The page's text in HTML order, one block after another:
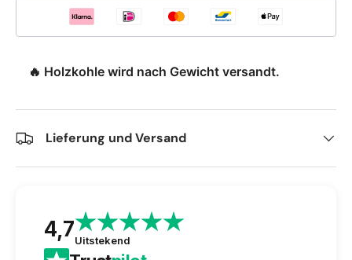
🔥 Holzkohle wird nach Gewicht versandt.
Lieferung und Versand
4,7Uitstekend